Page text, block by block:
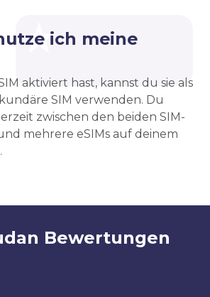
ich meine
aktiviert hast, kannst du sie als
SIM verwenden. Du
zwischen den beiden SIM-
mehrere eSIMs auf deinem
Bewertungen